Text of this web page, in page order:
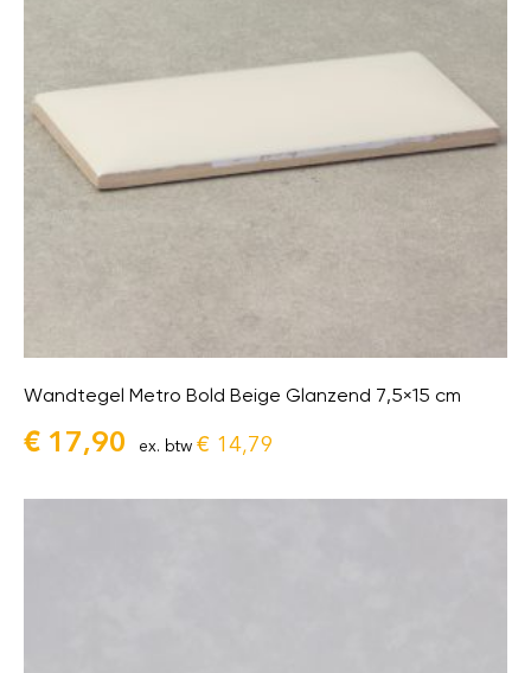
Wandtegel Metro Bold Beige Glanzend 7,5×15 cm
€ 17,90 ex. btw € 14,79